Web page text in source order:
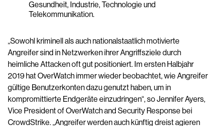
Gesundheit, Industrie, Technologie und
Telekommunikation.
„Sowohl kriminell als auch nationalstaatlich motivierte
Angreifer sind in Netzwerken ihrer Angriffsziele durch
heimliche Attacken oft gut positioniert. Im ersten Halbjahr
2019 hat OverWatch immer wieder beobachtet, wie Angreifer
gültige Benutzerkonten dazu genutzt haben, um in
kompromittierte Endgeräte einzudringen“, so Jennifer Ayers,
Vice President of OverWatch and Security Response bei
CrowdStrike. „Angreifer werden auch künftig dreist agieren